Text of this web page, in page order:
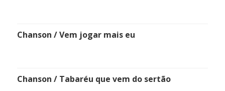
Chanson / Vem jogar mais eu
Chanson / Tabaréu que vem do sertão